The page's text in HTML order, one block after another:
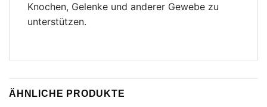
Knochen, Gelenke und anderer Gewebe zu
unterstützen.
ÄHNLICHE PRODUKTE